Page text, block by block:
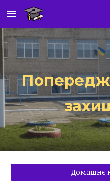
Skip to main content
Домашнє